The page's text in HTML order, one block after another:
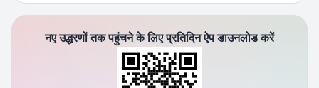
नए उद्धरणों तक पहुंचने के लिए प्रतिदिन ऐप डाउनलोड करें